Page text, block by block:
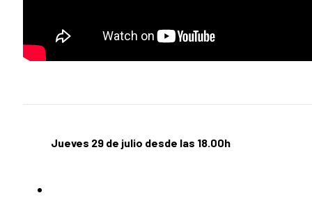
Jueves 29 de julio desde las 18.00h